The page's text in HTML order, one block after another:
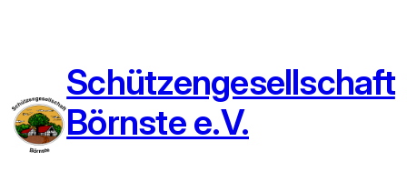
Schützengesellschaft
Börnste e.V.